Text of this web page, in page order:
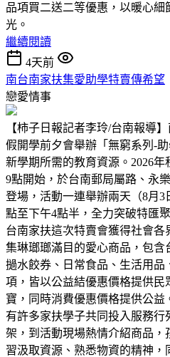
品項買二送二等優惠，以暖心
光。
繼續閱讀
4天前
南台南家扶集愛助學特賣傳希望
戀愛情事
【柿子日報記者李玲/台南報導
假開學前夕會舉辦「無窮系列-
新學期所需的教育資源。2026
9點開始，於台南郵局屬路、永
登場，活動一連舉辦兩天（8月3
點至下午4點半，全力突破特匯
台南家扶這次特賣會獲得社會
集琳瑯瑯滿目的愛心商品，包
撾水餃券、日常食品、生活用品
項，皆以公益結優惠價格提供
寶，同時消費優惠價格提供公
有許多家扶學子共同投入服務
架，到活動現場熱情介紹商品
習汲取資源、熟悉物資的精神